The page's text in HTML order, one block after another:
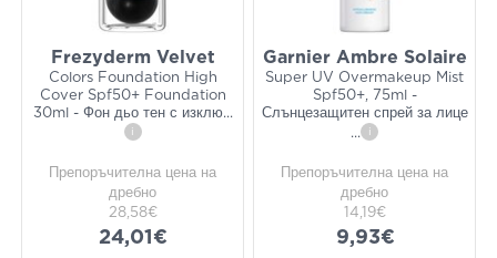
Frezyderm Velvet
Colors Foundation High
Cover Spf50+ Foundation
30ml - Фон дьо тен с изклю...
i
Препоръчителна цена на
дребно
28,58€
24,01€
Garnier Ambre Solaire
Super UV Overmakeup Mist
Spf50+, 75ml -
Слънцезащитен спрей за лице
...
i
Препоръчителна цена на
дребно
14,19€
9,93€